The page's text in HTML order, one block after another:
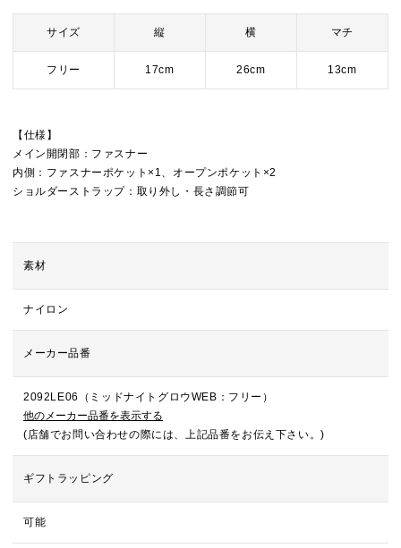
サイズ 縦 横 マチ
フリー 17cm 26cm 13cm
【仕様】
メイン開閉部：ファスナー
内側：ファスナーポケット×1、オープンポケット×2
ショルダーストラップ：取り外し・長さ調節可
素材
ナイロン
メーカー品番
2092LE06（ミッドナイトグロウWEB：フリー）
他のメーカー品番を表示する
(店舗でお問い合わせの際には、上記品番をお伝え下さい。)
ギフトラッピング
可能